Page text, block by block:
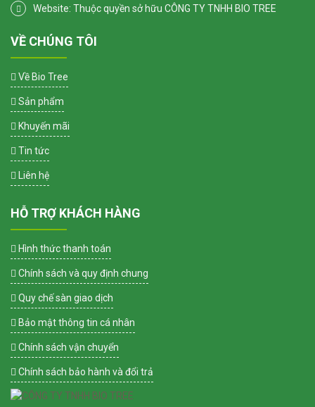
Website: Thuộc quyền sở hữu CÔNG TY TNHH BIO TREE
VỀ CHÚNG TÔI
Về Bio Tree
Sản phẩm
Khuyến mãi
Tin tức
Liên hệ
HỖ TRỢ KHÁCH HÀNG
Hình thức thanh toán
Chính sách và quy định chung
Quy chế sàn giao dịch
Bảo mật thông tin cá nhân
Chính sách vận chuyển
Chính sách bảo hành và đổi trả